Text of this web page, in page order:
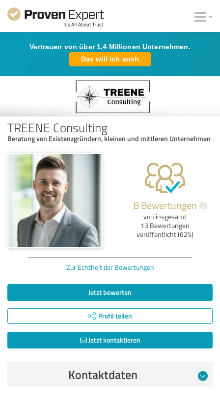
Vertrauen von über 1,4 Millionen Unternehmen.
Das will ich auch
TREENE Consulting
Beratung von Existenzgründern, kleinen und mittleren Unternehmen
8 Bewertungen i
von insgesamt
13 Bewertungen
veröffentlicht (62%)
Zur Echtheit der Bewertungen
Jetzt bewerten
Profil teilen
Jetzt kontaktieren
Kontaktdaten